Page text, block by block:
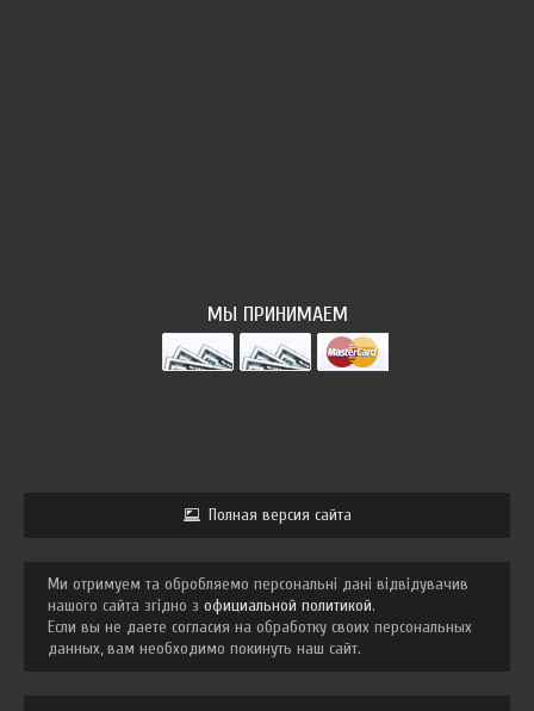
МЫ ПРИНИМАЕМ
Полная версия сайта
Ми отримуем та обробляемо персональні дані відвідувачив
нашого сайта згідно з официальной политикой.
Если вы не даете согласия на обработку своих персональных
данных, вам необходимо покинуть наш сайт.